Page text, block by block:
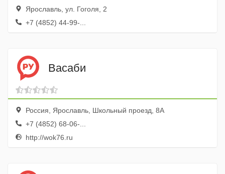
Ярославль, ул. Гоголя, 2
+7 (4852) 44-99-...
Васаби
Россия, Ярославль, Школьный проезд, 8А
+7 (4852) 68-06-...
http://wok76.ru